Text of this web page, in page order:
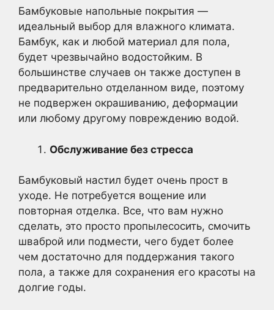
Бамбуковые напольные покрытия —
идеальный выбор для влажного климата.
Бамбук, как и любой материал для пола,
будет чрезвычайно водостойким. В
большинстве случаев он также доступен в
предварительно отделанном виде, поэтому
не подвержен окрашиванию, деформации
или любому другому повреждению водой.
Обслуживание без стресса
Бамбуковый настил будет очень прост в
уходе. Не потребуется вощение или
повторная отделка. Все, что вам нужно
сделать, это просто пропылесосить, смочить
шваброй или подмести, чего будет более
чем достаточно для поддержания такого
пола, а также для сохранения его красоты на
долгие годы.